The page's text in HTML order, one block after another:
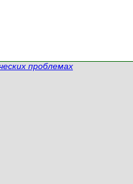
проблемах